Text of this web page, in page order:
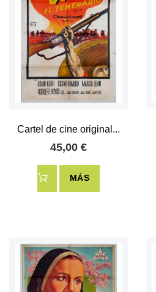
Cartel de cine original...
45,00 €
MÁS